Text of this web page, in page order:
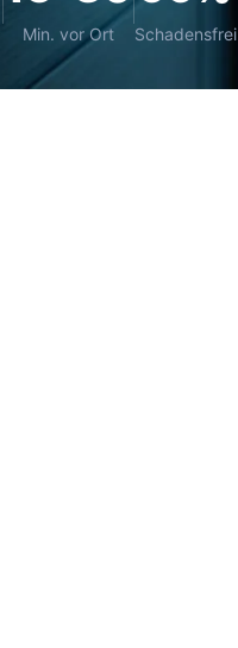
Min. vor Ort Schadensfrei